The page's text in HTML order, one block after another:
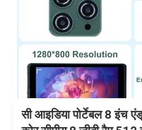
सी आइडिया पोर्टेबल 8 इंच